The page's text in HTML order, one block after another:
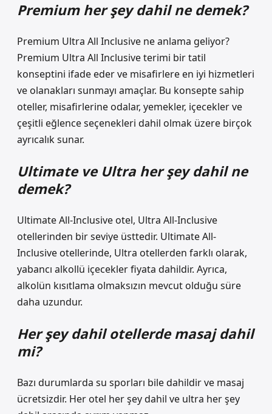
Premium her şey dahil ne demek?
Premium Ultra All Inclusive ne anlama geliyor?
Premium Ultra All Inclusive terimi bir tatil
konseptini ifade eder ve misafirlere en iyi hizmetleri
ve olanakları sunmayı amaçlar. Bu konsepte sahip
oteller, misafirlerine odalar, yemekler, içecekler ve
çeşitli eğlence seçenekleri dahil olmak üzere birçok
ayrıcalık sunar.
Ultimate ve Ultra her şey dahil ne
demek?
Ultimate All-Inclusive otel, Ultra All-Inclusive
otellerinden bir seviye üsttedir. Ultimate All-
Inclusive otellerinde, Ultra otellerden farklı olarak,
yabancı alkollü içecekler fiyata dahildir. Ayrıca,
alkolün kısıtlama olmaksızın mevcut olduğu süre
daha uzundur.
Her şey dahil otellerde masaj dahil
mi?
Bazı durumlarda su sporları bile dahildir ve masaj
ücretsizdir. Her otel her şey dahil ve ultra her şey